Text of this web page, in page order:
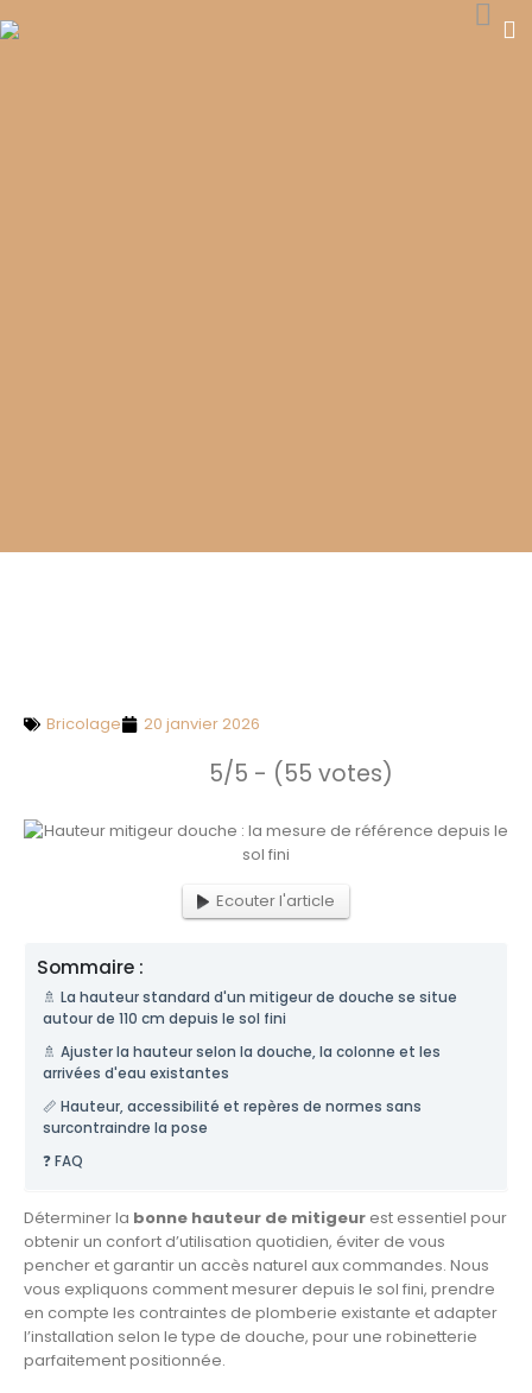
Bricolage 20 janvier 2026
5/5 - (55 votes)
Ecouter l'article
Sommaire :
🚿 La hauteur standard d'un mitigeur de douche se situe
autour de 110 cm depuis le sol fini
🚿 Ajuster la hauteur selon la douche, la colonne et les
arrivées d'eau existantes
📏 Hauteur, accessibilité et repères de normes sans
surcontraindre la pose
❓ FAQ
Déterminer la bonne hauteur de mitigeur est essentiel pour
obtenir un confort d’utilisation quotidien, éviter de vous
pencher et garantir un accès naturel aux commandes. Nous
vous expliquons comment mesurer depuis le sol fini, prendre
en compte les contraintes de plomberie existante et adapter
l’installation selon le type de douche, pour une robinetterie
parfaitement positionnée.